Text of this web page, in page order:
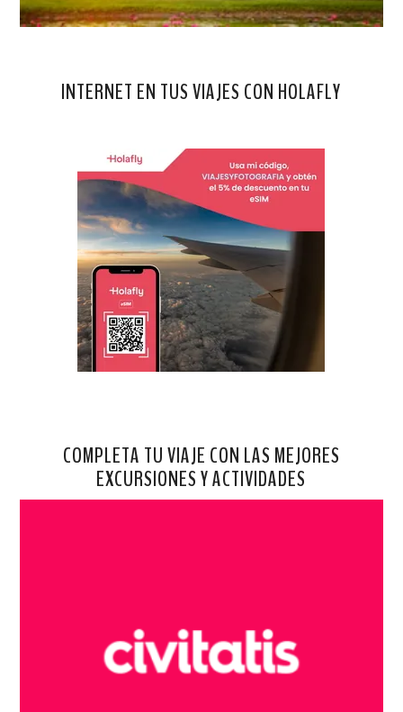
INTERNET EN TUS VIAJES CON HOLAFLY
COMPLETA TU VIAJE CON LAS MEJORES
EXCURSIONES Y ACTIVIDADES